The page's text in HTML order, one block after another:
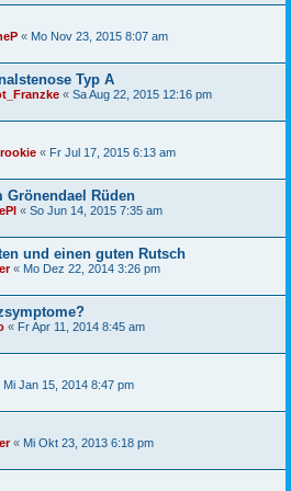
« Mo Nov 23, 2015 8:07 am
Typ A
« Sa Aug 22, 2015 12:16 pm
« Fr Jul 17, 2015 6:13 am
Grönendael Rüden
« So Jun 14, 2015 7:35 am
und einen guten Rutsch
« Mo Dez 22, 2014 3:26 pm
« Fr Apr 11, 2014 8:45 am
Mi Jan 15, 2014 8:47 pm
« Mi Okt 23, 2013 6:18 pm